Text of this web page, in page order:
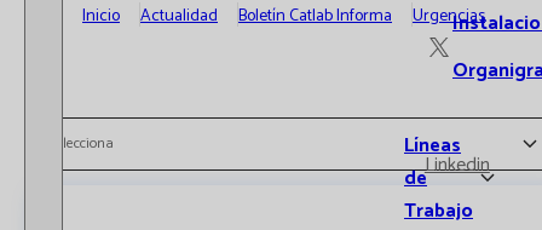
Líneas
de
Trabajo
Linkedin
Inicio Actualidad Boletín Catlab Informa Urgencias
Selecciona